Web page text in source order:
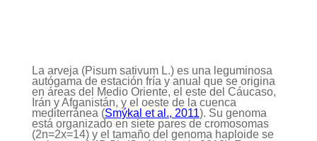
La arveja (Pisum sativum L.) es una leguminosa
autógama de estación fría y anual que se origina
en áreas del Medio Oriente, el este del Cáucaso,
Irán y Afganistán, y el oeste de la cuenca
mediterránea (Smýkal et al., 2011). Su genoma
está organizado en siete pares de cromosomas
(2n=2x=14) y el tamaño del genoma haploide se